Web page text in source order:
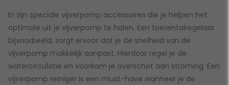
Er zijn speciale vijverpomp accessoires die je helpen het
optimale uit je vijverpomp te halen. Een toerentalregelaar
bijvoorbeeld, zorgt ervoor dat je de snelheid van de
vijverpomp makkelijk aanpast. Hierdoor regel je de
watercirculatie en voorkom je overschot aan stroming. Een
vijverpomp reiniger is een must-have wanneer je de